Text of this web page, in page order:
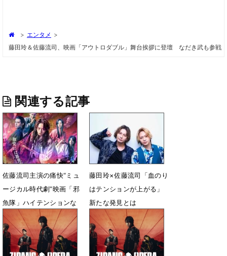
> エンタメ >
藤田玲＆佐藤流司、映画「アウトロダブル」舞台挨拶に登壇 なだき武も参戦
関連する記事
佐藤流司主演の痛快“ミュ
ージカル時代劇”映画「邪
魚隊」ハイテンションな
予告映像公開
3月8日 17時00分
藤田玲×佐藤流司「血のり
はテンションが上がる」
新たな発見とは
9月18日 12時00分